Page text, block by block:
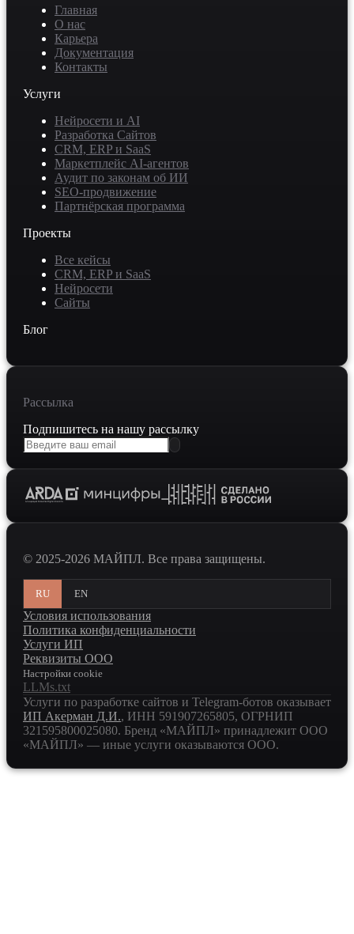
Главная
О нас
Карьера
Документация
Контакты
Услуги
Нейросети и AI
Разработка Сайтов
CRM, ERP и SaaS
Маркетплейс AI-агентов
Аудит по законам об ИИ
SEO-продвижение
Партнёрская программа
Проекты
Все кейсы
CRM, ERP и SaaS
Нейросети
Сайты
Блог
Рассылка
Подпишитесь на нашу рассылку
© 2025-2026 МАЙПЛ. Все права защищены.
RU EN
Условия использования
Политика конфиденциальности
Услуги ИП
Реквизиты ООО
Настройки cookie
LLMs.txt
Услуги по разработке сайтов и Telegram-ботов оказывает
ИП Акерман Д.И., ИНН 591907265805, ОГРНИП
321595800025080. Бренд «МАЙПЛ» принадлежит ООО
«МАЙПЛ» — иные услуги оказываются ООО.